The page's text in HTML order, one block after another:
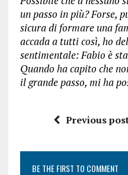
un passo in più? Forse,
sicura di formare una
accada a tutti così, ho
sentimentale: Fabio è
Quando ha capito che
il grande passo, mi ha
Previous
BE THE FIRST TO COMMENT